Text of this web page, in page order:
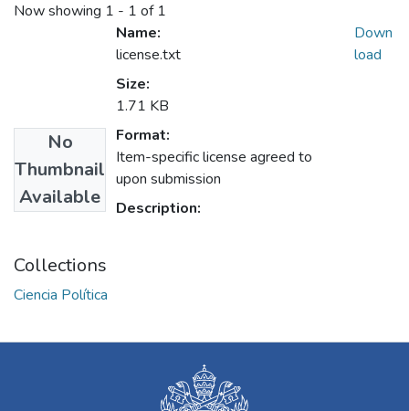
Now showing 1 - 1 of 1
No
Thumbnail
Available
Name:
license.txt
Size:
1.71 KB
Format:
Item-specific license agreed to
upon submission
Description:
Down
load
Collections
Ciencia Política